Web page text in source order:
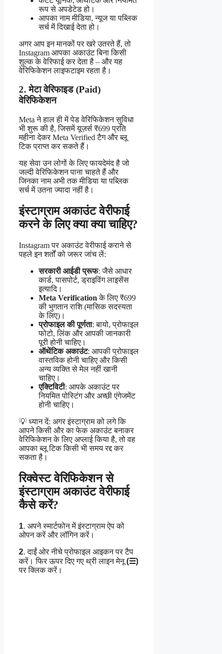
रूप से अपडेटेड हो।
आपका नाम मीडिया, न्यूज या पब्लिक
सर्च में दिखाई देता हो।
अगर आप इन मानकों पर खरे उतरते हैं, तो
Instagram आपका अकाउंट बिना किसी
शुल्क के वेरिफाई कर देता है – और यह
वेरिफिकेशन लाइफटाइम रहता है।
2. मेटा वेरिफाइड (Paid)
वेरिफिकेशन
Meta ने हाल ही में पेड वेरिफिकेशन सुविधा
भी शुरू की है, जिसमें यूज़र्स ₹699 प्रति
महीना देकर Meta Verified टैग और ब्लू
टिक प्राप्त कर सकते हैं।
यह सेवा उन लोगों के लिए फायदेमंद है जो
जल्दी वेरिफिकेशन पाना चाहते हैं और
जिनका नाम अभी तक मीडिया या पब्लिक
सर्च में उतना ज्यादा नहीं है।
इंस्टाग्राम अकाउंट वेरीफाई
करने के लिए क्या क्या चाहिए?
Instagram पर अकाउंट वेरीफाई कराने से
पहले इन शर्तों को जरूर जांच लें:
सरकारी आईडी प्रूफ: जैसे आधार
कार्ड, पासपोर्ट, ड्राइविंग लाइसेंस
इत्यादि।
Meta Verification के लिए ₹699
की भुगतान राशि (मासिक सदस्यता
के लिए)।
प्रोफाइल की पूर्णता: बायो, प्रोफाइल
फोटो, लिंक और आपकी जानकारी
पूरी होनी चाहिए।
ऑथेंटिक अकाउंट: आपकी प्रोफाइल
वास्तविक होनी चाहिए और किसी
अन्य व्यक्ति से मेल नहीं खानी
चाहिए।
एक्टिविटी: आपके अकाउंट पर
नियमित पोस्टिंग और अच्छी एंगेजमेंट
होनी चाहिए।
💡 ध्यान दें: अगर इंस्टाग्राम को लगे कि
आपने किसी और का फेक अकाउंट बनाकर
वेरिफिकेशन के लिए अप्लाई किया है, तो वह
आपका ब्लू टिक किसी भी समय रद्द कर
सकता है।
रिक्वेस्ट वेरिफिकेशन से
इंस्टाग्राम अकाउंट वेरीफाई
कैसे करें?
1. अपने स्मार्टफोन में इंस्टाग्राम ऐप को
ओपन करें और लॉगिन करें।
2. दाईं ओर नीचे प्रोफाइल आइकन पर टैप
करें। फिर ऊपर दिए गए थ्री लाइन मेनू(☰)
पर क्लिक करें।